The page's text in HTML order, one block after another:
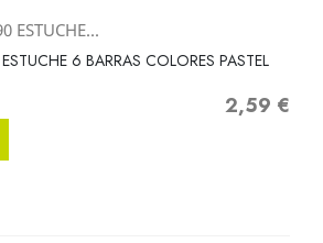
ESTUCHE...
6 BARRAS COLORES PASTEL
Precio
2,59 €